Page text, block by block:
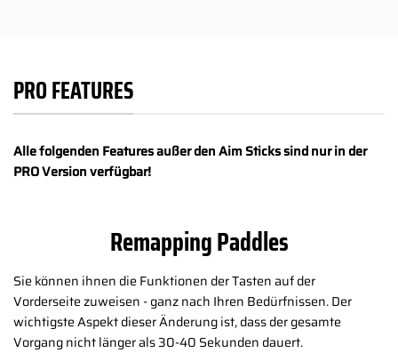
PRO FEATURES
Alle folgenden Features außer den Aim Sticks sind nur in der
PRO Version verfügbar!
Remapping Paddles
Sie können ihnen die Funktionen der Tasten auf der
Vorderseite zuweisen - ganz nach Ihren Bedürfnissen. Der
wichtigste Aspekt dieser Änderung ist, dass der gesamte
Vorgang nicht länger als 30-40 Sekunden dauert.